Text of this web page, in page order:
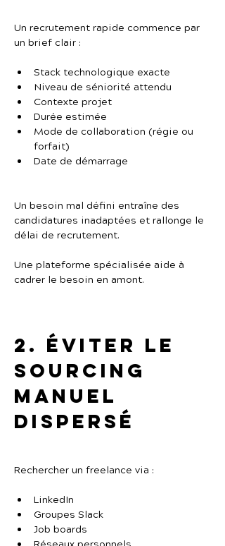
Un recrutement rapide commence par
un brief clair :
Stack technologique exacte
Niveau de séniorité attendu
Contexte projet
Durée estimée
Mode de collaboration (régie ou
forfait)
Date de démarrage
Un besoin mal défini entraîne des
candidatures inadaptées et rallonge le
délai de recrutement.
Une plateforme spécialisée aide à
cadrer le besoin en amont.
2. Éviter le
sourcing
manuel
dispersé
Rechercher un freelance via :
LinkedIn
Groupes Slack
Job boards